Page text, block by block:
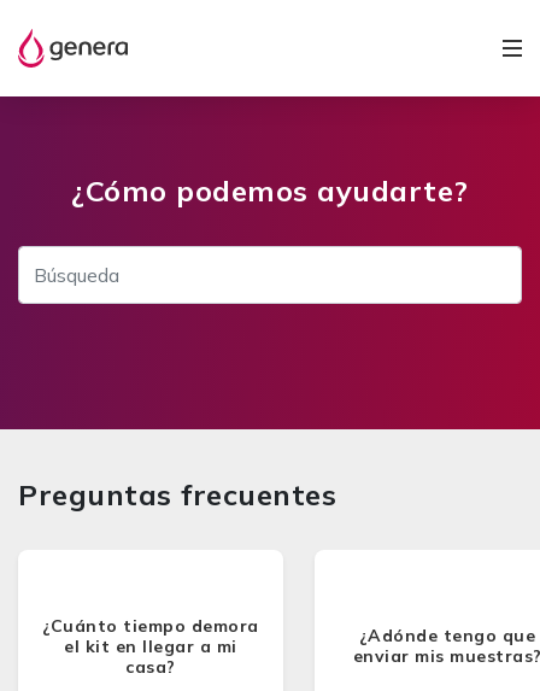
¿Cómo podemos ayudarte?
Preguntas frecuentes
¿Cuánto tiempo demora
el kit en llegar a mi
casa?
¿Adónde tengo que
enviar mis